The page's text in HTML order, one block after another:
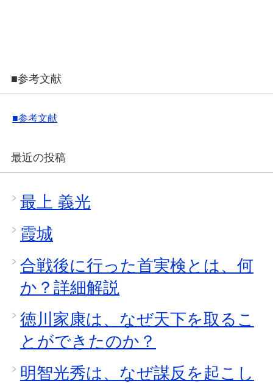
■参考文献
■参考文献
最近の投稿
最上 義光
霞城
合戦後に行った首実検とは、何
か？詳細解説
徳川家康は、なぜ天下を取るこ
とができたのか？
明智光秀は、なぜ謀反を起こし